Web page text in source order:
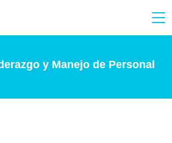
y Manejo de Personal